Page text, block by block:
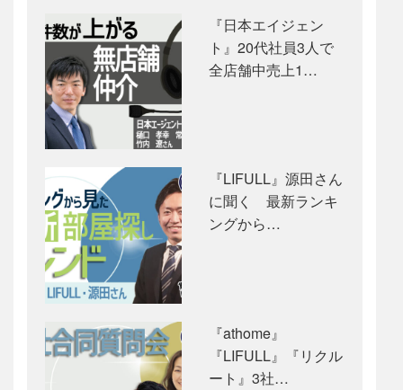
『日本エイジェン
ト』20代社員3人で
全店舗中売上1…
『LIFULL』源田さん
に聞く 最新ランキ
ングから…
『athome』
『LIFULL』『リクル
ート』3社…